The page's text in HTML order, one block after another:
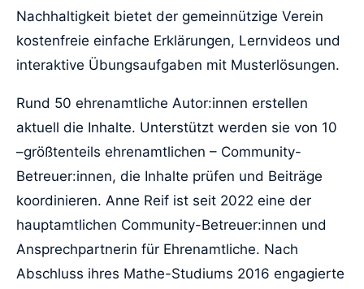
Nachhaltigkeit bietet der gemeinnützige Verein
kostenfreie einfache Erklärungen, Lernvideos und
interaktive Übungsaufgaben mit Musterlösungen.
Rund 50 ehrenamtliche Autor:innen erstellen
aktuell die Inhalte. Unterstützt werden sie von 10
–größtenteils ehrenamtlichen – Community-
Betreuer:innen, die Inhalte prüfen und Beiträge
koordinieren. Anne Reif ist seit 2022 eine der
hauptamtlichen Community-Betreuer:innen und
Ansprechpartnerin für Ehrenamtliche. Nach
Abschluss ihres Mathe-Studiums 2016 engagierte